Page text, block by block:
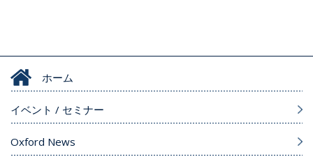
ホーム
イベント / セミナー
Oxford News